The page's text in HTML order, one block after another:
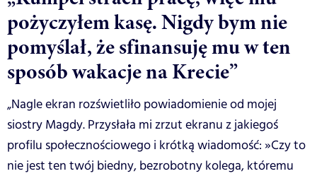
pożyczyłem kasę. Nigdy bym nie
pomyślał, że sfinansuję mu w ten
sposób wakacje na Krecie”
„Nagle ekran rozświetliło powiadomienie od mojej
siostry Magdy. Przysłała mi zrzut ekranu z jakiegoś
profilu społecznościowego i krótką wiadomość: »Czy to
nie jest ten twój biedny, bezrobotny kolega, któremu